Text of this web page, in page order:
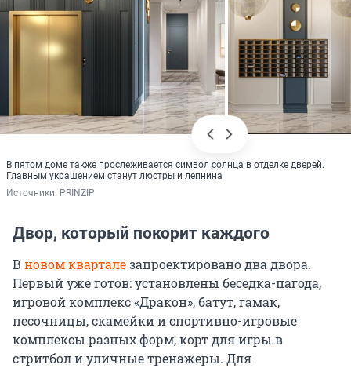
В пятом доме также прослеживается символ солнца в отделке дверей.
Главным украшением станут люстры и лепнина
Источники: PRINZIP
Двор, который покорит каждого
В новом кварталезапроектировано два двора.
Первый уже готов: установлены беседка-пагода,
игровой комплекс «Дракон», батут, гамак,
песочницы, скамейки и спортивно-игровые
комплексы разных форм, корт для игры в
стритбол и уличные тренажеры. Для